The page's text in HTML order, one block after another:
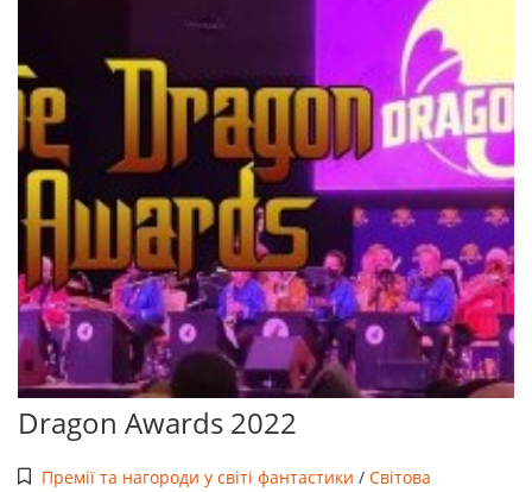
Dragon Awards 2022
Премії та нагороди у світі фантастики / Світова